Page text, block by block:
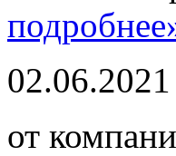
02.06.2021
от